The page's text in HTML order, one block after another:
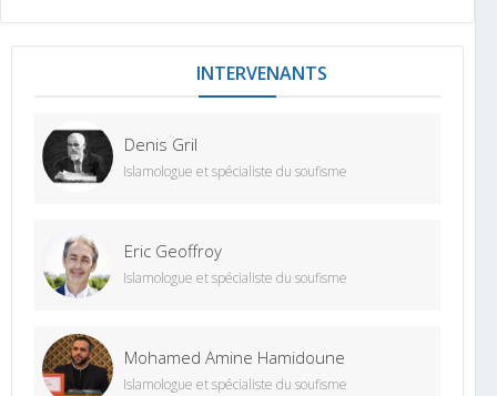
INTERVENANTS
Denis Gril
Islamologue et spécialiste du soufisme
Eric Geoffroy
Islamologue et spécialiste du soufisme
Mohamed Amine Hamidoune
Islamologue et spécialiste du soufisme